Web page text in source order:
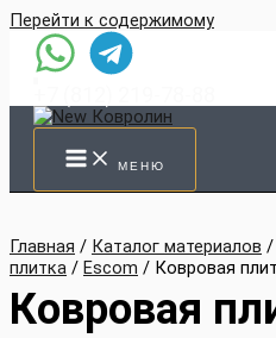
Перейти к содержимому
МЕНЮ
Главная / Каталог материалов /
плитка / Escom / Ковровая
Ковровая